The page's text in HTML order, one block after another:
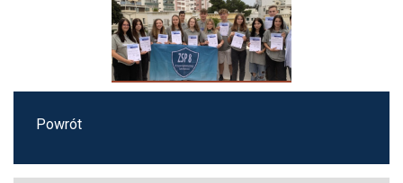
Powrót